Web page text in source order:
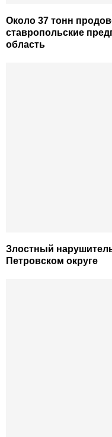
Около 37 тонн
ставропольские
область
Злостный
Петровском округе